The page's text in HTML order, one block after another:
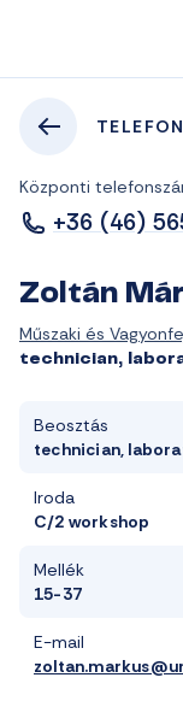
Központi
+36 (46)
Zoltán
Műszaki és
technician,
Beosztás
technician,
Iroda
C/2 workshop
Mellék
15-37
E-mail